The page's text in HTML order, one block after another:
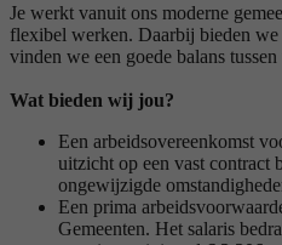
Je werkt vanuit ons moderne
flexibel werken. Daarbij bieden
vinden we een goede balans
Wat bieden wij jou?
Een arbeidsovereenkomst
uitzicht op een vast contract
ongewijzigde
Een prima
Gemeenten. Het salaris